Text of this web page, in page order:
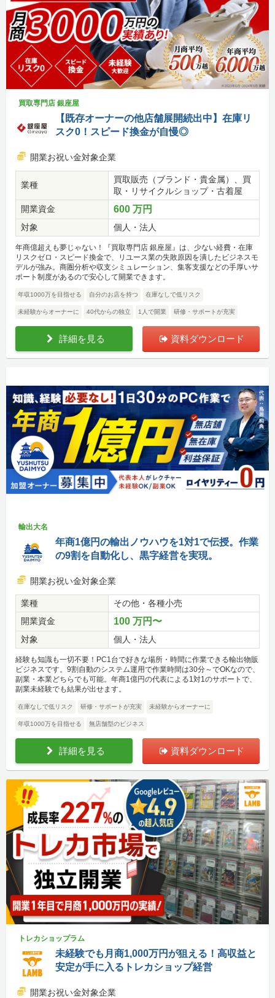
買取専門店 銀座屋
【既存オーナーの他店舗展開続出中】在庫リ
スク0！スピード換金が自慢◎
開業お祝い金対象企業
業種
買取販売（ブランド・貴金属）、買
取・リサイクルショップ・古着屋
開業資金
600 万円
対象 個人・法人
年商億超えも夢じゃない！『買取専門店 銀座屋』は、少ない経費・在庫
リスクゼロ・スピード換金で、リユース業の失敗原因を潰したビジネスモ
デルが強み。商圏分析や収支シミュレーション、集客支援などの手厚いサ
ポート制度があるので安心して開業できます。
年収1000万を目指せる 自分のお店を持つ 在庫なしで低リスク
未経験からオーナーに 40代からの独立 1人で開業 研修・サポートが充実
詳細を見る 資料ダウンロード
輸出大名
年商1億円の輸出ノウハウを1対1で伝授。作業
の9割を自動化し、黒字経営を実現。
開業お祝い金対象企業
業種
その他・各種小売
開業資金
100 万円〜
対象 個人・法人
経験も知識も一切不要！PC1台で好きな場所・時間に作業できる輸出物販
ビジネスです。9割自動のシステム運用で作業時間は30分～でOKなので、
副業・本業どちらでも可能。年商1億円の代表による1対1のサポートで、
副業未経験でも結果が出せます。
在庫なしで低リスク 研修・サポートが充実 未経験からオーナーに
年収1000万を目指せる 無店舗型のビジネス
詳細を見る 資料ダウンロード
トレカショップラム
未経験でも月商1,000万円が狙える！高収益と
安定が手に入るトレカショップ経営
開業お祝い金対象企業